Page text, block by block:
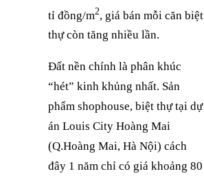
tỉ đồng/m2, giá bán mỗi căn biệt
thự còn tăng nhiều lần.
Đất nền chính là phân khúc
“hét” kinh khủng nhất. Sản
phẩm shophouse, biệt thự tại dự
án Louis City Hoàng Mai
(Q.Hoàng Mai, Hà Nội) cách
đây 1 năm chỉ có giá khoảng 80